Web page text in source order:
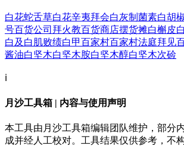
白花蛇舌草白花辛夷拜会白灰制菌素白胡
号百货公司 拜火教百货商店摆货摊白槲皮
白及 白肌败绩白甲百家村百家村法庭拜见
酱油白坚木白坚木胺白坚木醇白坚木次硷
ℹ️
月沙工具箱 | 内容与使用声明
本工具由月沙工具箱编辑团队维护，部分
成并经人工校对。工具结果仅供参考，不